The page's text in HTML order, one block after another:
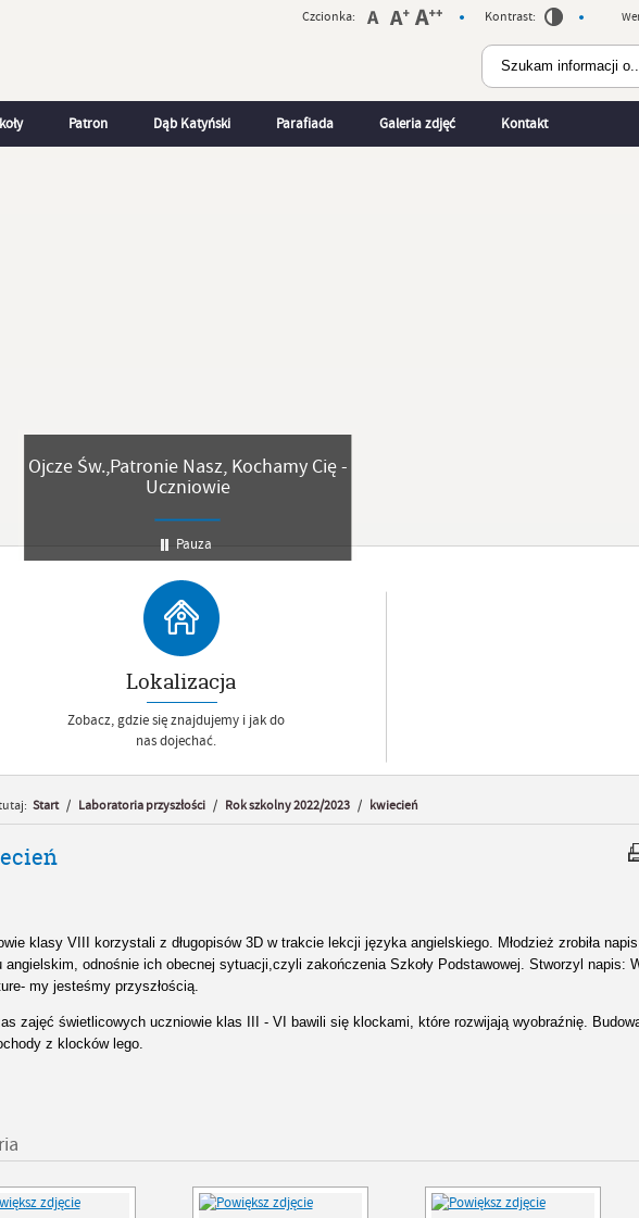
Czcionka: Kontrast:
Patron Dąb Katyński Parafiada Galeria zdjęć Kontakt
Ojcze Św.,Patronie Nasz, Kochamy Cię -
Uczniowie
Pauza
Lokalizacja
Zobacz, gdzie się znajdujemy i jak do
nas dojechać.
Start / Laboratoria przyszłości / Rok szkolny 2022/2023 / kwiecień
klasy VIII korzystali z długopisów 3D w trakcie lekcji języka angielskiego. Młodzież zrobiła
angielskim, odnośnie ich obecnej sytuacji,czyli zakończenia Szkoły Podstawowej. Stworzyl napis:
my jesteśmy przyszłością.
zajęć świetlicowych uczniowie klas III - VI bawili się klockami, które rozwijają wyobraźnię.
z klocków lego.